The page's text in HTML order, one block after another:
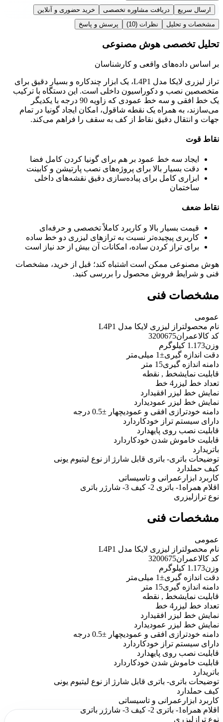
ارسال سریع
دریافت مشاوره تخصصی
خرید حضوری و آنلاین
مشخصات و تحلیل
نظرات (10) پرسش و پاسخ
تحلیل تخصصی هوش مصنوعی
بر اساس داده‌های واقعی و کارشناسان
تراز لیزری لایکا مدل L4P1، یک ابزار چندکاره و بسیار دقیق برای
متخصصین نصب و دکوراسیون داخلی است. این دستگاه با ترکیب
یک خط افقی و سه خط عمودی که زاویه 90 درجه با یکدیگر
می‌سازند، به همراه یک نقطه شاقول، امکان ایجاد گونیا در تمام
جهات و انتقال دقیق نقاط از کف به سقف را فراهم می‌کند.
نقاط قوت
ایجاد سه خط عمود بر هم برای گونیا کردن کامل فضا
دقت بسیار بالا برای پروژه‌های نصب پارتیشن و کابینت
ابزاری کامل برای پیاده‌سازی دقیق نقشه‌های داخلی
ساختمان
نقاط ضعف
قیمت بسیار بالا و کاربرد کاملاً تخصصی و حرفه‌ای
کاربری پیچیده‌تر نسبت به ترازهای لیزری دو خط ساده
برای تراز کردن ساده، امکانات آن بیش از حد نیاز است
هوش مصنوعی ممکن است اشتباه کند؛ قبل از خرید، مشخصات
فنی و شرایط فروش محصول را بررسی کنید.
مشخصات فنی
عمومی
نام محصولتراز لیزری لایکا مدل L4P1
کد کالاعمران3200675
وزن1.173 کیلوگرم
دقت اندازه گیری±1 میلی‌متر
دامنه اندازه گیری15 متر
قابلیت نمایشخط , نقطه
تعداد خط لیزر 4 خط
نمایش خط لیزر افقیدارد
نمایش خط لیزر عمودیدارد
دامنه خودترازی افقی و عمودیچهار ±0.5 درجه
دارای سیستم تراز خودکار دارد
قابلیت نصب روی پایهدارد
قابلیت خاموش شدن خودکار دارد
باتریدارد
توضیحات باتری- باتری قابل شارژ از نوع لیتیوم یونی
کیف حملدارد
کاربرد ابزار عمرانی و تاسیساتی
اقلام همراه 1- باتری 2- کیف 3- شارژر باتری
نوع تراز لیزری
مشخصات فنی
عمومی
نام محصولتراز لیزری لایکا مدل L4P1
کد کالاعمران3200675
وزن1.173 کیلوگرم
دقت اندازه گیری±1 میلی‌متر
دامنه اندازه گیری15 متر
قابلیت نمایشخط , نقطه
تعداد خط لیزر 4 خط
نمایش خط لیزر افقیدارد
نمایش خط لیزر عمودیدارد
دامنه خودترازی افقی و عمودیچهار ±0.5 درجه
دارای سیستم تراز خودکار دارد
قابلیت نصب روی پایهدارد
قابلیت خاموش شدن خودکار دارد
باتریدارد
توضیحات باتری- باتری قابل شارژ از نوع لیتیوم یونی
کیف حملدارد
کاربرد ابزار عمرانی و تاسیساتی
اقلام همراه1- باتری 2- کیف 3- شارژر باتری
نوع تراز لیزری